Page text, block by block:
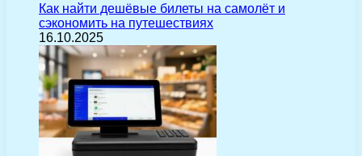
Как найти дешёвые билеты на самолёт и
сэкономить на путешествиях
16.10.2025